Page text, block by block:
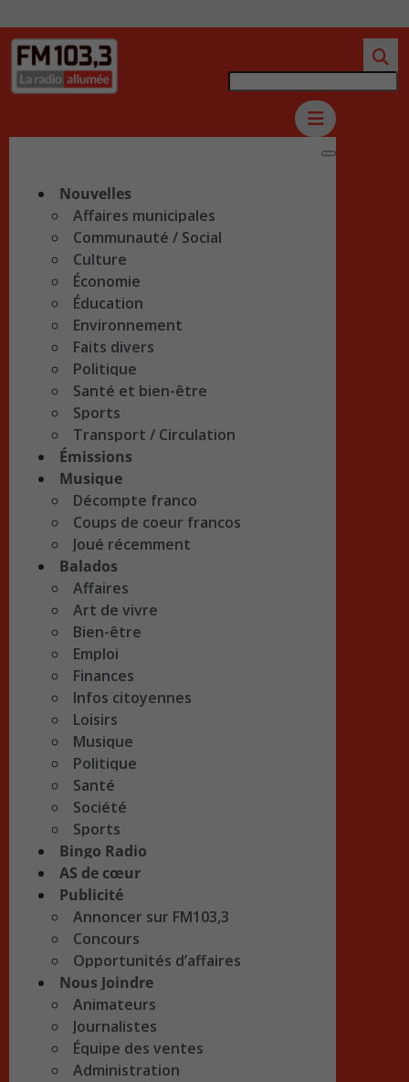
Nouvelles
Affaires municipales
Communauté / Social
Culture
Économie
Éducation
Environnement
Faits divers
Politique
Santé et bien-être
Sports
Transport / Circulation
Émissions
Musique
Décompte franco
Coups de coeur francos
Joué récemment
Balados
Affaires
Art de vivre
Bien-être
Emploi
Finances
Infos citoyennes
Loisirs
Musique
Politique
Santé
Société
Sports
Bingo Radio
AS de cœur
Publicité
Annoncer sur FM103,3
Concours
Opportunités d’affaires
Nous Joindre
Animateurs
Journalistes
Équipe des ventes
Administration